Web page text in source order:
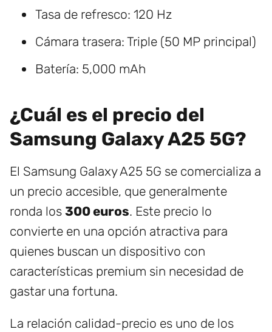
Tasa de refresco: 120 Hz
Cámara trasera: Triple (50 MP principal)
Batería: 5,000 mAh
¿Cuál es el precio del
Samsung Galaxy A25 5G?
El Samsung Galaxy A25 5G se comercializa a
un precio accesible, que generalmente
ronda los 300 euros. Este precio lo
convierte en una opción atractiva para
quienes buscan un dispositivo con
características premium sin necesidad de
gastar una fortuna.
La relación calidad-precio es uno de los